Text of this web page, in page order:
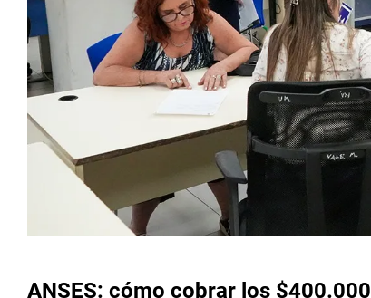
ANSES: cómo cobrar los $400.000